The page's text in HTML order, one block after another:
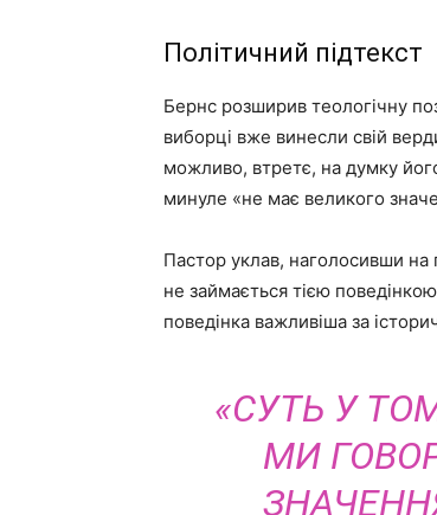
Політичний підтекст
Бернс розширив теологічну
виборці вже винесли свій
можливо, втретє, на думку
минуле «не має великого
Пастор уклав, наголосивши на
не займається тією
поведінка важливіша за
«СУТЬ У
МИ